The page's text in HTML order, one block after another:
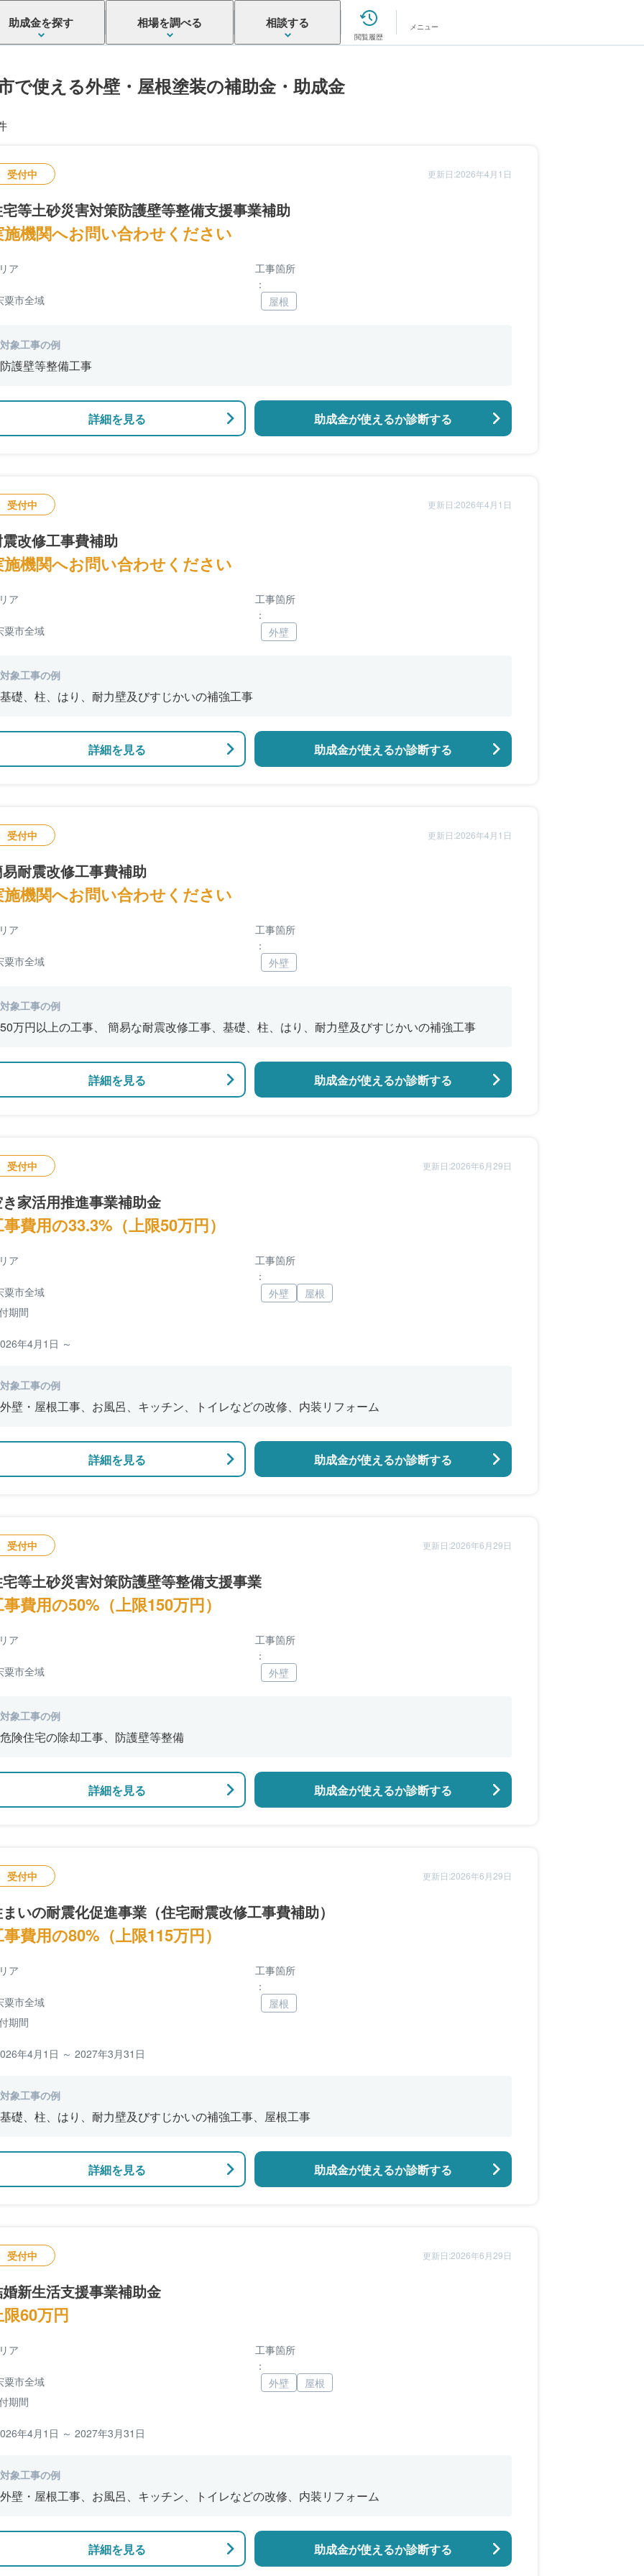
助成金を探す 相場を調べる 相談する
閲覧履歴
メニュー
で使える外壁・屋根塗装の補助金・助成金
受付中 更新日:2026年4月1日
等土砂災害対策防護壁等整備支援事業補助
施機関へお問い合わせください
ア
粟市全域
工事箇所
：
屋根
対象工事の例
防護壁等整備工事
詳細を見る 助成金が使えるか診断する
受付中 更新日:2026年4月1日
改修工事費補助
施機関へお問い合わせください
ア
粟市全域
工事箇所
：
外壁
対象工事の例
基礎、柱、はり、耐力壁及びすじかいの補強工事
詳細を見る 助成金が使えるか診断する
受付中 更新日:2026年4月1日
耐震改修工事費補助
施機関へお問い合わせください
ア
粟市全域
工事箇所
：
外壁
対象工事の例
50万円以上の工事、 簡易な耐震改修工事、基礎、柱、はり、耐力壁及びすじかいの補強工事
詳細を見る 助成金が使えるか診断する
受付中 更新日:2026年6月29日
家活用推進事業補助金
費用の33.3%（上限50万円）
ア
粟市全域
期間
年4月1日 ～
工事箇所
：
外壁
屋根
対象工事の例
外壁・屋根工事、お風呂、キッチン、トイレなどの改修、内装リフォーム
詳細を見る 助成金が使えるか診断する
受付中 更新日:2026年6月29日
等土砂災害対策防護壁等整備支援事業
費用の50%（上限150万円）
ア
粟市全域
工事箇所
：
外壁
対象工事の例
危険住宅の除却工事、防護壁等整備
詳細を見る 助成金が使えるか診断する
受付中 更新日:2026年6月29日
いの耐震化促進事業（住宅耐震改修工事費補助）
費用の80%（上限115万円）
ア
粟市全域
期間
年4月1日 ～ 2027年3月31日
工事箇所
：
屋根
対象工事の例
基礎、柱、はり、耐力壁及びすじかいの補強工事、屋根工事
詳細を見る 助成金が使えるか診断する
受付中 更新日:2026年6月29日
新生活支援事業補助金
60万円
ア
粟市全域
期間
年4月1日 ～ 2027年3月31日
工事箇所
：
外壁
屋根
対象工事の例
外壁・屋根工事、お風呂、キッチン、トイレなどの改修、内装リフォーム
詳細を見る 助成金が使えるか診断する